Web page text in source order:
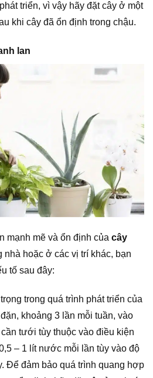
triển, vì vậy hãy đặt cây ở một
khi cây đã ổn định trong chậu.
lan
mạnh mẽ và ổn định của cây
nhà hoặc ở các vị trí khác, bạn
tố sau đây:
trong quá trình phát triển của
khoảng 3 lần mỗi tuần, vào
tưới tùy thuộc vào điều kiện
– 1 lít nước mỗi lần tùy vào độ
Để đảm bảo quá trình quang hợp